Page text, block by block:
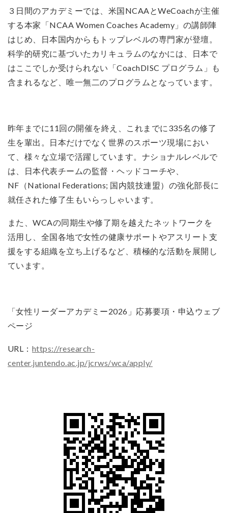
３日間のアカデミーでは、米国NCAAとWeCoachが主催
する本家「NCAA Women Coaches Academy」の講師陣
はじめ、日本国内からもトップレベルの専門家が登壇。
科学的研究に基づいたカリキュラムのなかには、日本で
はここでしか受けられない「CoachDISC プログラム」も
含まれるなど、唯一無二のプログラムとなっています。
昨年までに11回の開催を終え、これまでに335名の修了
生を輩出。日本だけでなく世界のスポーツ現場におい
て、様々な立場で活躍しています。ナショナルレベルで
は、日本代表チームの監督・ヘッドコーチや、
NF（National Federations; 国内競技連盟）の強化部長に
就任された修了生もいらっしゃいます。
また、WCAの同期生や修了期を越えたネットワークを
活用し、全国各地で女性の健康サポートやアスリート支
援をする組織を立ち上げるなど、積極的な活動を展開し
ています。
「女性リーダーアカデミー2026」応募要項・申込ウェブ
ページ
URL： https://research-
center.juntendo.ac.jp/jcrws/wca/apply/